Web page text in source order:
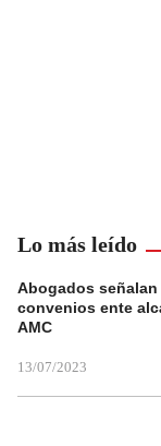
Lo más leído
Abogados
convenios ente
AMC
13/07/2023